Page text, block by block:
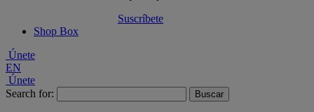
Suscríbete
Shop Box
Únete
EN
Únete
Search for: